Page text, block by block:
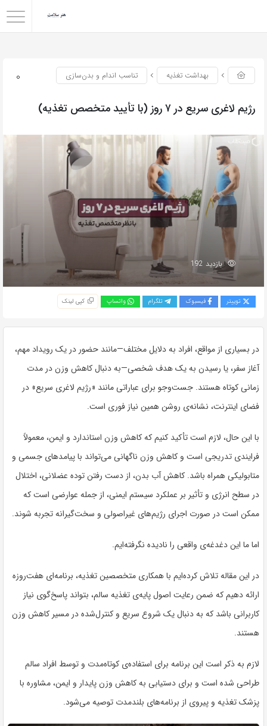
0 بهداشت تغذیه تناسب اندام و بدن‌سازی
رژیم لاغری سریع در ۷ روز (با تأیید متخصص تغذیه)
بازدید 192
توییتر فیسبوک تلگرام واتساپ کپی لینک
در بسیاری از مواقع، افراد به دلایل مختلف—مانند حضور در یک رویداد مهم،
آغاز سفر، یا رسیدن به یک هدف شخصی—به دنبال کاهش وزن در مدت
زمانی کوتاه هستند. جست‌وجو برای عباراتی مانند «رژیم لاغری سریع» در
فضای اینترنت، نشانه‌ی روشن همین نیاز فوری است.
با این حال، لازم است تأکید کنیم که کاهش وزن استاندارد و ایمن، معمولاً
فرایندی تدریجی است و کاهش وزن ناگهانی می‌تواند با پیامدهای جسمی و
متابولیکی همراه باشد. کاهش آب بدن، از دست رفتن توده عضلانی، اختلال
در سطح انرژی و تأثیر بر عملکرد سیستم ایمنی، از جمله عوارضی است که
ممکن است در صورت اجرای رژیم‌های غیراصولی و سخت‌گیرانه تجربه شوند.
اما ما این دغدغه‌ی واقعی را نادیده نگرفته‌ایم.
در این مقاله تلاش کرده‌ایم با همکاری متخصصین تغذیه، برنامه‌ای هفت‌روزه
ارائه دهیم که ضمن رعایت اصول پایه‌ی تغذیه سالم، بتواند پاسخ‌گوی نیاز
کاربرانی باشد که به دنبال یک شروع سریع و کنترل‌شده در مسیر کاهش وزن
هستند.
لازم به ذکر است این برنامه برای استفاده‌ی کوتاه‌مدت و توسط افراد سالم
طراحی شده است و برای دستیابی به کاهش وزن پایدار و ایمن، مشاوره با
پزشک تغذیه و پیروی از برنامه‌های بلندمدت توصیه می‌شود.